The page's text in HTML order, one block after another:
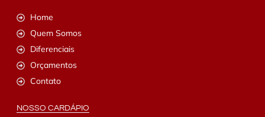
Home
Quem Somos
Diferenciais
Orçamentos
Contato
NOSSO CARDÁPIO